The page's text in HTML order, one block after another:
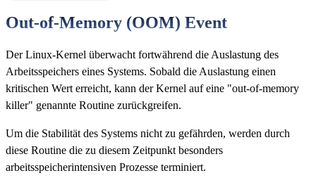
Out-of-Memory (OOM) Event
Der Linux-Kernel überwacht fortwährend die Auslastung des
Arbeitsspeichers eines Systems. Sobald die Auslastung einen
kritischen Wert erreicht, kann der Kernel auf eine "out-of-memory
killer" genannte Routine zurückgreifen.
Um die Stabilität des Systems nicht zu gefährden, werden durch
diese Routine die zu diesem Zeitpunkt besonders
arbeitsspeicherintensiven Prozesse terminiert.